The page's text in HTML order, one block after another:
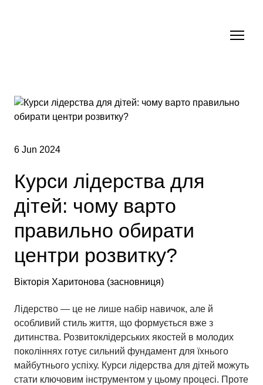
6 Jun 2024
Курси лідерства для
дітей: чому варто
правильно обирати
центри розвитку?
Вікторія Харитонова (засновниця)
Лідерство — це не лише набір навичок, але й
особливий стиль життя, що формується вже з
дитинства. Розвитоклідерських якостей в молодих
поколіннях готує сильний фундамент для їхнього
майбутнього успіху. Курси лідерства для дітей можуть
стати ключовим інструментом у цьому процесі. Проте